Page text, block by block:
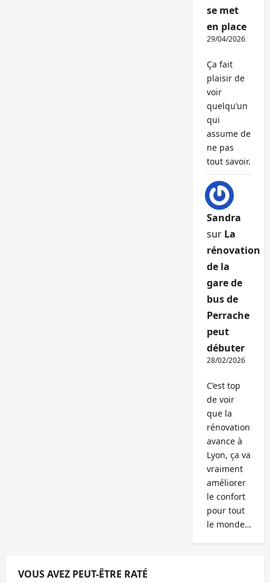
se met
en place
29/04/2026
Ça fait
plaisir de
voir
quelqu’un
qui
assume de
ne pas
tout savoir.
Sandra
sur La
rénovation
de la
gare de
bus de
Perrache
peut
débuter
28/02/2026
C’est top
de voir
que la
rénovation
avance à
Lyon, ça va
vraiment
améliorer
le confort
pour tout
le monde…
VOUS AVEZ PEUT-ÊTRE RATÉ